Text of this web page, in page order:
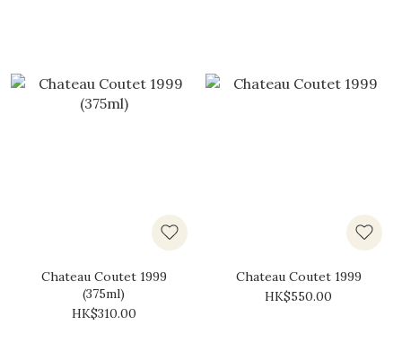
Chateau Coutet 1999
(375ml)
HK$310.00
Chateau Coutet 1999
HK$550.00